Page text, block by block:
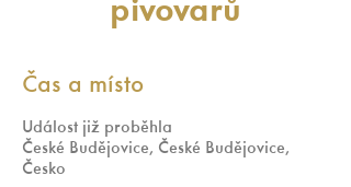
pivovarů
Čas a místo
Událost již proběhla
České Budějovice, České Budějovice,
Česko